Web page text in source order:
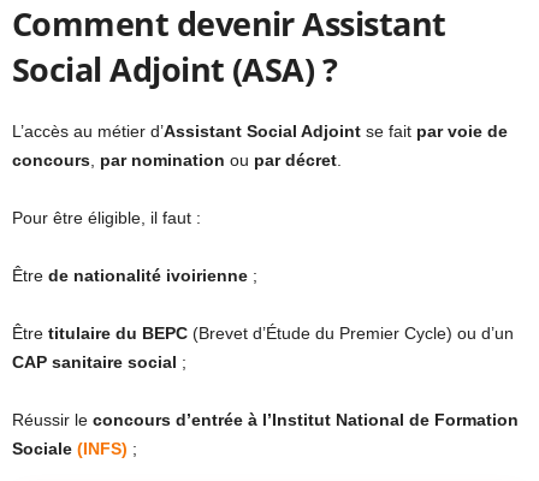
Comment devenir Assistant
Social Adjoint (ASA) ?
L’accès au métier d’Assistant Social Adjoint se fait par voie de
concours, par nomination ou par décret.
Pour être éligible, il faut :
Être de nationalité ivoirienne ;
Être titulaire du BEPC (Brevet d’Étude du Premier Cycle) ou d’un
CAP sanitaire social ;
Réussir le concours d’entrée à l’Institut National de Formation
Sociale (INFS) ;